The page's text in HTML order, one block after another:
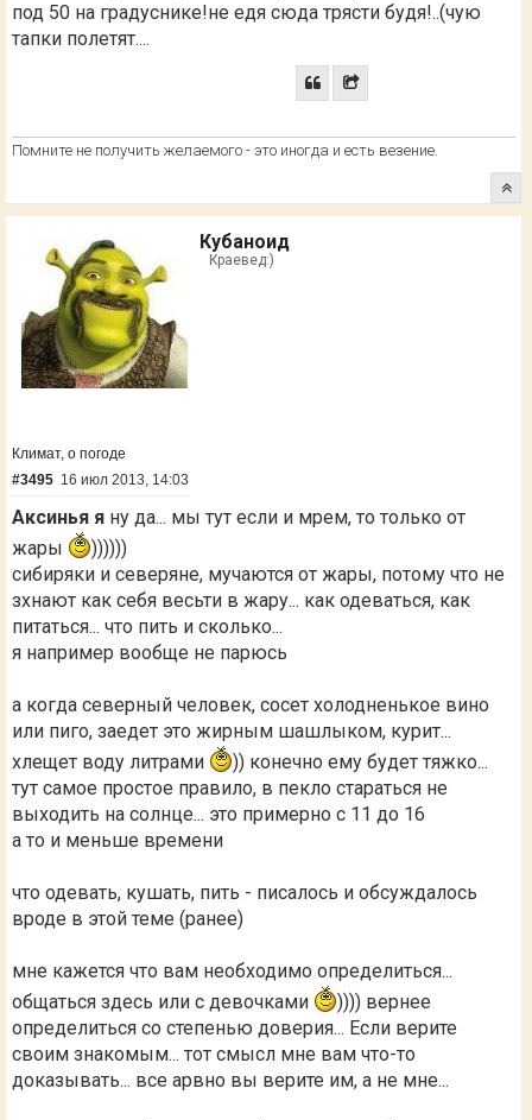
под 50 на градуснике!не едя сюда трясти будя!..(чую
тапки полетят....
Помните не получить желаемого - это иногда и есть везение.
Кубаноид
Краевед:)
Климат, о погоде
#3495 16 июл 2013, 14:03
Аксинья я ну да... мы тут если и мрем, то только от
жары
))))))
сибиряки и северяне, мучаются от жары, потому что не
зхнают как себя весьти в жару... как одеваться, как
питаться... что пить и сколько...
я например вообще не парюсь
а когда северный человек, сосет холодненькое вино
или пиго, заедет это жирным шашлыком, курит...
хлещет воду литрами
)) конечно ему будет тяжко...
тут самое простое правило, в пекло стараться не
выходить на солнце... это примерно с 11 до 16
а то и меньше времени
что одевать, кушать, пить - писалось и обсуждалось
вроде в этой теме (ранее)
мне кажется что вам необходимо определиться...
общаться здесь или с девочками
)))) вернее
определиться со степенью доверия... Если верите
своим знакомым... тот смысл мне вам что-то
доказывать... все арвно вы верите им, а не мне...